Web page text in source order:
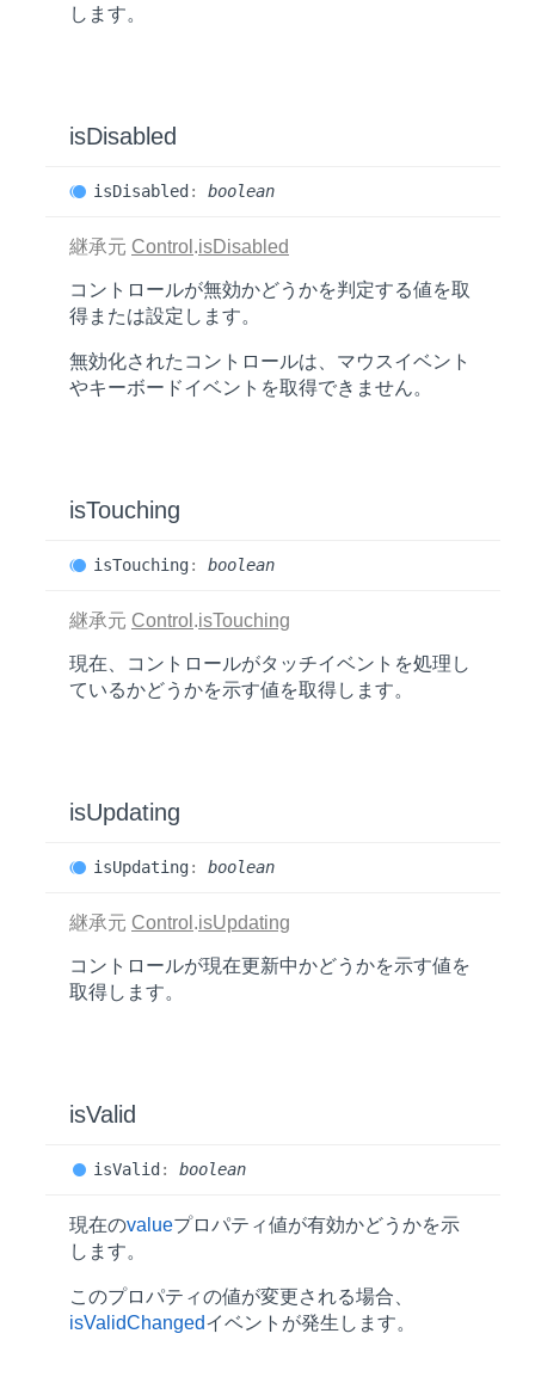
します。
isDisabled
isDisabled : boolean
継承元 Control .isDisabled
コントロールが無効かどうかを判定する値を取
得または設定します。
無効化されたコントロールは、マウスイベント
やキーボードイベントを取得できません。
isTouching
isTouching: boolean
継承元 Control .isTouching
現在、コントロールがタッチイベントを処理し
ているかどうかを示す値を取得します。
isUpdating
isUpdating: boolean
継承元 Control .isUpdating
コントロールが現在更新中かどうかを示す値を
取得します。
isValid
isValid : boolean
現在のvalueプロパティ値が有効かどうかを示
します。
このプロパティの値が変更される場合、
isValidChangedイベントが発生します。